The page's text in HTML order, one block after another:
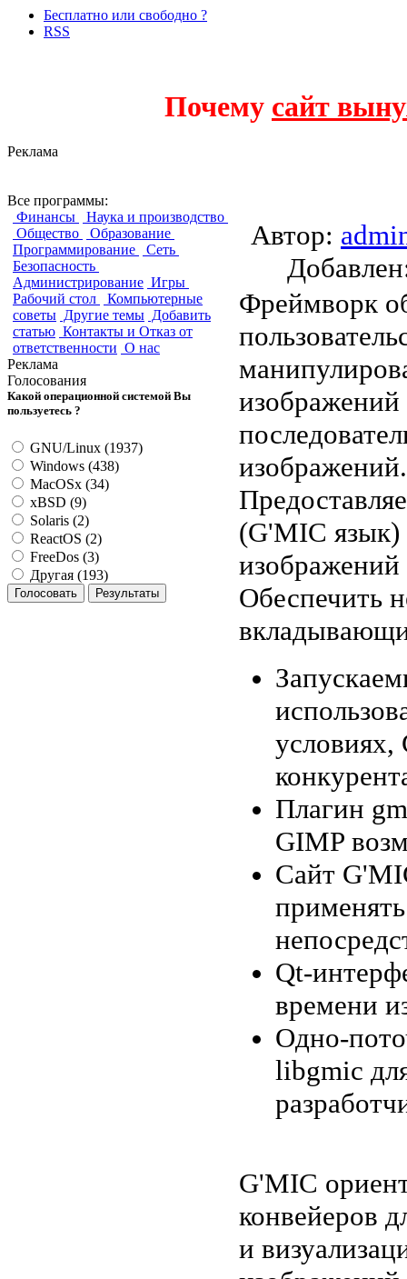
Бесплатно или свободно ?
RSS
Почему сайт
Реклама
Все программы:
Финансы
Наука и производство
Общество
Образование
Программирование
Сеть
Безопасность
Администрирование Игры
Рабочий стол
Компьютерные
советы Другие темы Добавить
статью Контакты и Отказ от
ответственности О нас
Реклама
Голосования
Какой операционной системой Вы
пользуетесь ?
GNU/Linux (1937)
Windows (438)
MacOSx (34)
xBSD (9)
Solaris (2)
ReactOS (2)
FreeDos (3)
Другая (193)
Автор:
Фреймворк
изображений
(G'MIC язык)
изображений
Обеспечить
условиях,
Плагин
GIMP
Сайт
Qt-
времени
Одно-
libgmic
G'MIC
конвейеров
и